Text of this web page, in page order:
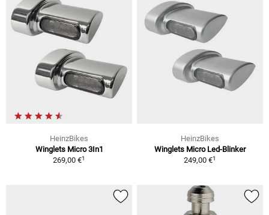
HeinzBikes
Winglets Micro 3In1
269,00 €1
HeinzBikes
Winglets Micro Led-Blinker
249,00 €1